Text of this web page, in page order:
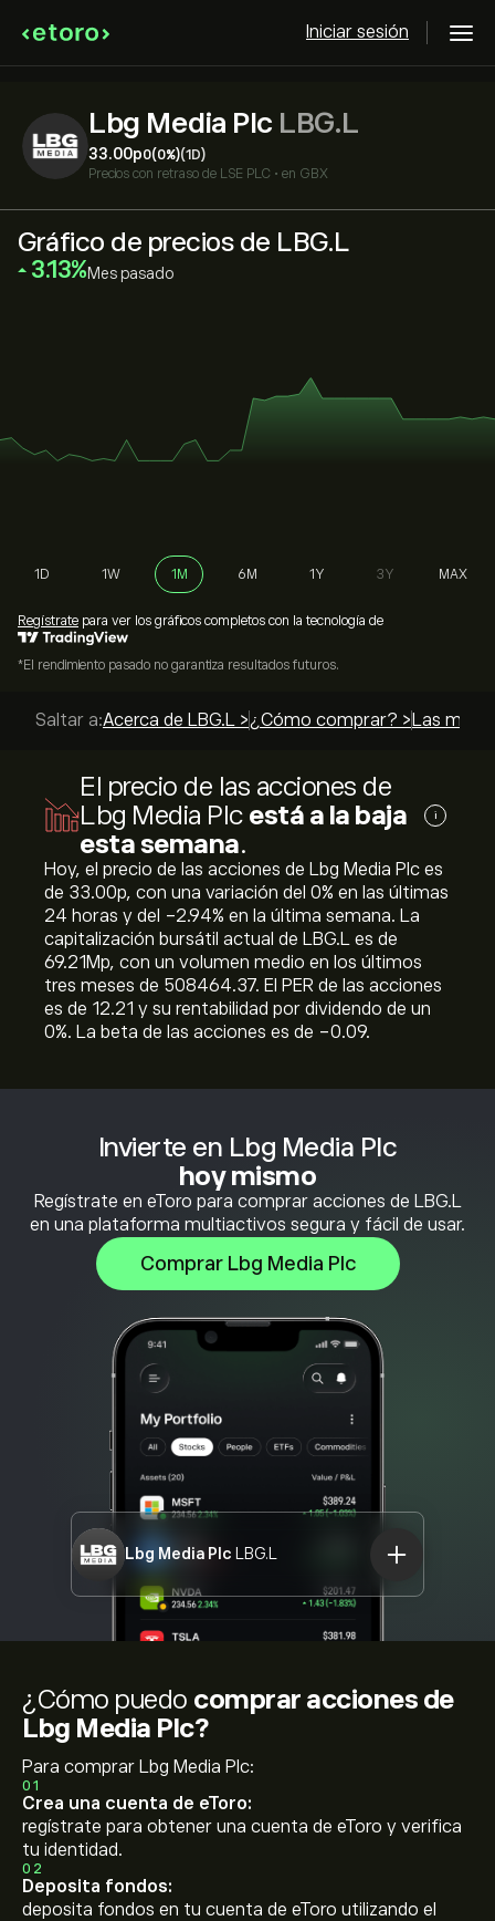
Iniciar sesión
Lbg Media Plc LBG.L
33.00‎p‎0(0%)(1D)
Precios con retraso de LSE PLC • en GBX
Invierte en Lbg Media Plc
hoy mismo
Regístrate en eToro para comprar acciones de LBG.L
en una plataforma multiactivos segura y fácil de usar.
Comprar Lbg Media Plc
Lbg Media Plc LBG.L
Gráfico de precios de LBG.L
‎3.13‎ Mes pasado
1D 1W 1M 6M 1Y 3Y MAX
Regístrate para ver los gráficos completos con la tecnología de
*El rendimiento pasado no garantiza resultados futuros.
Saltar a:Acerca de LBG.L >¿Cómo comprar? > Las
El precio de las acciones de
Lbg Media Plc está a la baja
esta semana.
i
Hoy, el precio de las acciones de Lbg Media Plc es
de 33.00‎p‎, con una variación del ‎0‎% en las últimas
24 horas y del ‎-2.94‎% en la última semana. La
capitalización bursátil actual de LBG.L es de
69.21M‎p‎, con un volumen medio en los últimos
tres meses de 508464.37. El PER de las acciones
es de 12.21 y su rentabilidad por dividendo de un
0%. La beta de las acciones es de -0.09.
¿Cómo puedo comprar acciones de
Lbg Media Plc?
Para comprar Lbg Media Plc:
01
Crea una cuenta de eToro:
regístrate para obtener una cuenta de eToro y verifica
tu identidad.
02
Deposita fondos:
deposita fondos en tu cuenta de eToro utilizando el